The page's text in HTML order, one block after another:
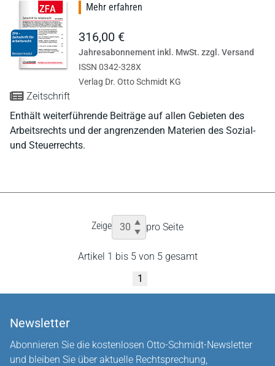
Zeitschrift
Enthält weiterführende Beiträge auf allen Gebieten des
Arbeitsrechts und der angrenzenden Materien des Sozial-
und Steuerrechts.
Mehr erfahren
316,00 €
Jahresabonnement inkl. MwSt. zzgl. Versand
ISSN 0342-328X
Verlag Dr. Otto Schmidt KG
Zeige pro Seite
Artikel 1 bis 5 von 5 gesamt
1
Newsletter
Abonnieren Sie die kostenlosen Otto-Schmidt-Newsletter
und bleiben Sie über aktuelle Rechtsprechung,